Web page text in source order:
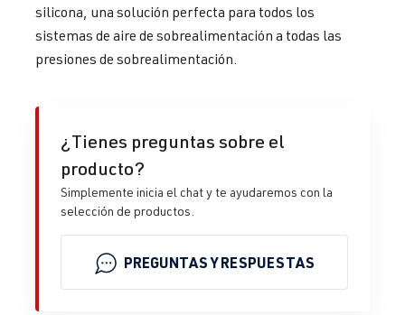
silicona, una solución perfecta para todos los
sistemas de aire de sobrealimentación a todas las
presiones de sobrealimentación.
¿Tienes preguntas sobre el
producto?
Simplemente inicia el chat y te ayudaremos con la
selección de productos.
PREGUNTAS Y RESPUESTAS